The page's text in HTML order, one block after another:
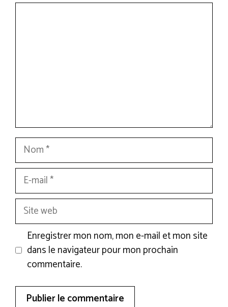
Nom
mail
Site
web
Enregistrer mon nom, mon e-mail et mon site
dans le navigateur pour mon prochain
commentaire.